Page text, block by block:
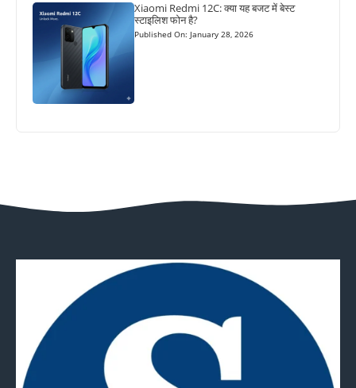
Xiaomi Redmi 12C: क्या यह बजट में बेस्ट
स्टाइलिश फोन है?
Published On: January 28, 2026